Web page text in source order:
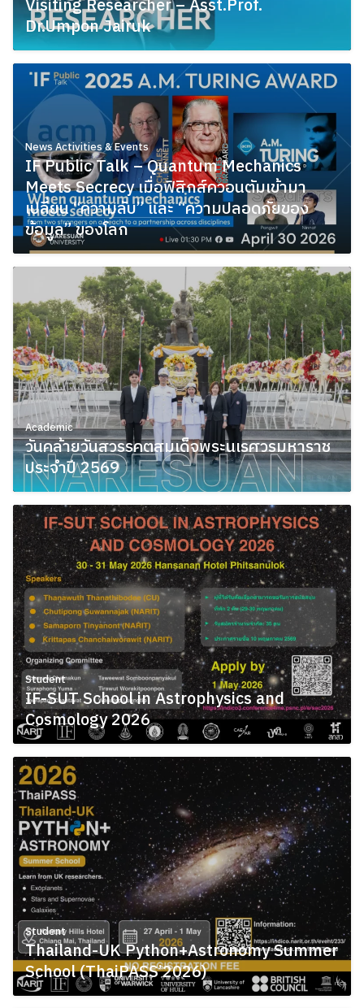
Visiting Researcher – Asst.Prof.
Dr.Umpon Jairuk
May 11, 2026
News Activities & Events
IF Public Talk – Quantum Mechanics
Meets Secrecy เมื่อฟิสิกส์ควอนตัมเข้ามา
เปลี่ยน “ความลับ” และ “ความปลอดภัยของ
ข้อมูล” ของโลก
May 11, 2026
Academic
วันคล้ายวันสวรรคตสมเด็จพระนเรศวรมหาราช
ประจำปี 2569
May 11, 2026
Student
IF-SUT School in Astrophysics and
Cosmology 2026
May 11, 2026
Student
Thailand-UK Python+Astronomy Summer
School (ThaiPASS’2026)
May 11, 2026